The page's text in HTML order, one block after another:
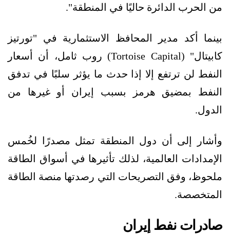
من الحرب الدائرة حاليًا في المنطقة".
بينما أكد مدير المحافظ الاستثمارية في "تورتيز
كابيتال" (Tortoise Capital) روب ثامل، أن أسعار
النفط لن ترتفع إلا إذا حدث ما يؤثر سلبًا في تدفق
النفط بمضيق هرمز بسبب إيران أو غيرها من
الدول.
وأشار إلى أن دول المنطقة تمثل مصدرًا لخُمس
الإمدادات العالمية، لذلك تأثيرها في أسواق الطاقة
ملحوظ، وفق التصريحات التي رصدتها منصة الطاقة
المتخصصة.
صادرات نفط إيران